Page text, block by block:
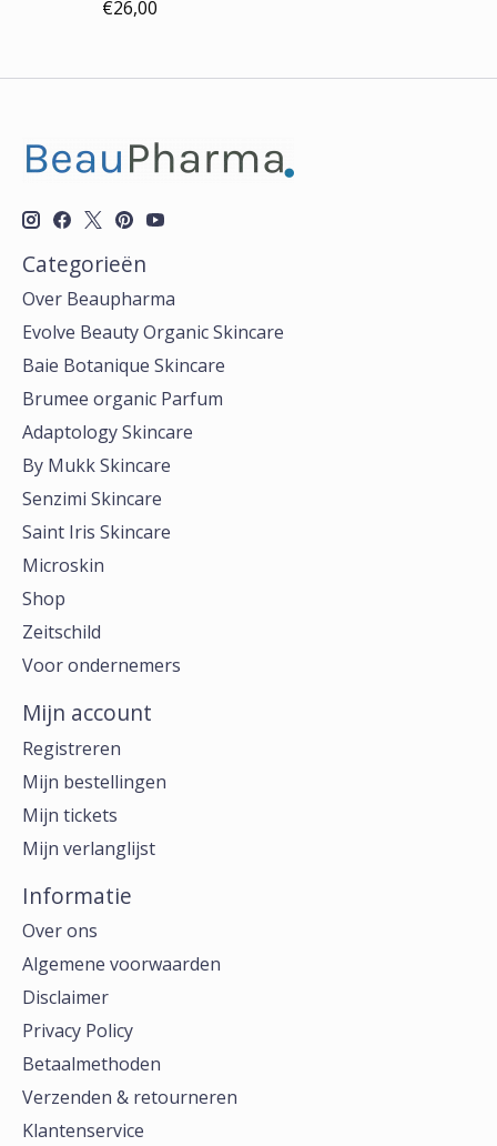
€26,00
Categorieën
Over Beaupharma
Evolve Beauty Organic Skincare
Baie Botanique Skincare
Brumee organic Parfum
Adaptology Skincare
By Mukk Skincare
Senzimi Skincare
Saint Iris Skincare
Microskin
Shop
Zeitschild
Voor ondernemers
Mijn account
Registreren
Mijn bestellingen
Mijn tickets
Mijn verlanglijst
Informatie
Over ons
Algemene voorwaarden
Disclaimer
Privacy Policy
Betaalmethoden
Verzenden & retourneren
Klantenservice